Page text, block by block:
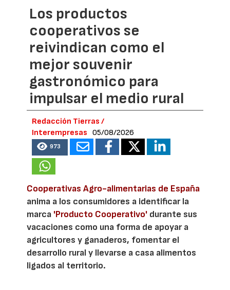
Los productos
cooperativos se
reivindican como el
mejor souvenir
gastronómico para
impulsar el medio rural
Redacción Tierras /
Interempresas
05/08/2026
973
Cooperativas Agro-alimentarias de España
anima a los consumidores a identificar la
marca 'Producto Cooperativo' durante sus
vacaciones como una forma de apoyar a
agricultores y ganaderos, fomentar el
desarrollo rural y llevarse a casa alimentos
ligados al territorio.